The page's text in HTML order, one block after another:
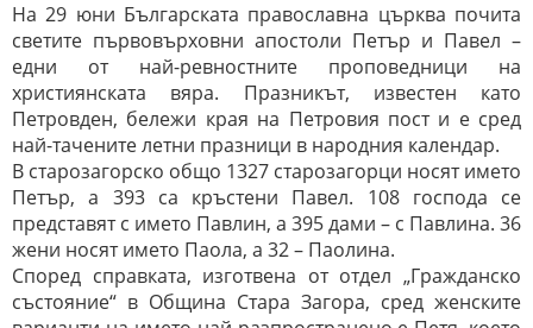
На 29 юни Българската православна църква почита
светите първовърховни апостоли Петър и Павел –
едни от най-ревностните проповедници на
християнската вяра. Празникът, известен като
Петровден, бележи края на Петровия пост и е сред
най-тачените летни празници в народния календар.
В старозагорско общо 1327 старозагорци носят името
Петър, а 393 са кръстени Павел. 108 господа се
представят с името Павлин, а 395 дами – с Павлина. 36
жени носят името Паола, а 32 – Паолина.
Според справката, изготвена от отдел „Гражданско
състояние“ в Община Стара Загора, сред женските